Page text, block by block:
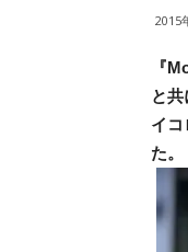
2015
『
と
イコ
た。